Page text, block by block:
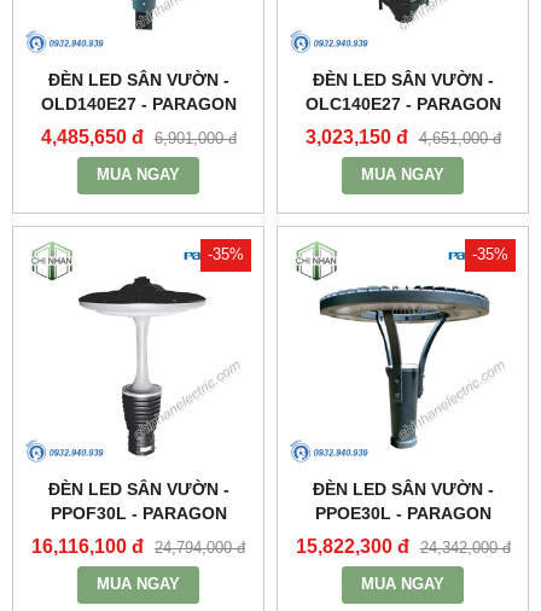
ĐÈN LED SÂN VƯỜN -
OLD140E27 - PARAGON
4,485,650 đ 6,901,000 đ
MUA NGAY
ĐÈN LED SÂN VƯỜN -
OLC140E27 - PARAGON
3,023,150 đ 4,651,000 đ
MUA NGAY
-35%
ĐÈN LED SÂN VƯỜN -
PPOF30L - PARAGON
16,116,100 đ 24,794,000 đ
MUA NGAY
-35%
ĐÈN LED SÂN VƯỜN -
PPOE30L - PARAGON
15,822,300 đ 24,342,000 đ
MUA NGAY